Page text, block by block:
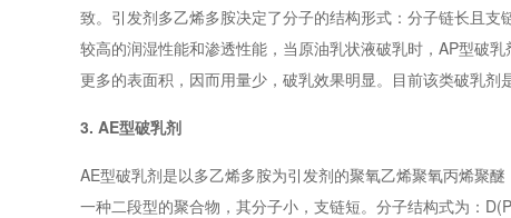
致。引发剂多乙烯多胺决定了分子的结构形式：分子链长且
较高的润湿性能和渗透性能，当原油乳状液破乳时，AP型破
更多的表面积，因而用量少，破乳效果明显。目前该类破乳剂
3. AE型破乳剂
AE型破乳剂是以多乙烯多胺为引发剂的聚氧乙烯聚氧丙烯聚
一种二段型的聚合物，其分子小，支链短。分子结构式为：